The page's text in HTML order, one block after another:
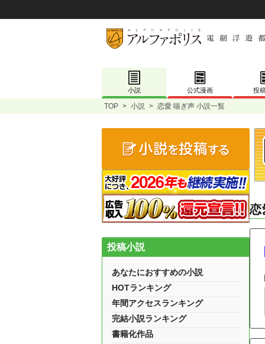
小説 公式漫画 投
TOP > 小説 > 恋愛 喘ぎ声 小説一覧
恋
投稿小説
あなたにおすすめの小説
HOTランキング
年間アクセスランキング
完結小説ランキング
書籍化作品